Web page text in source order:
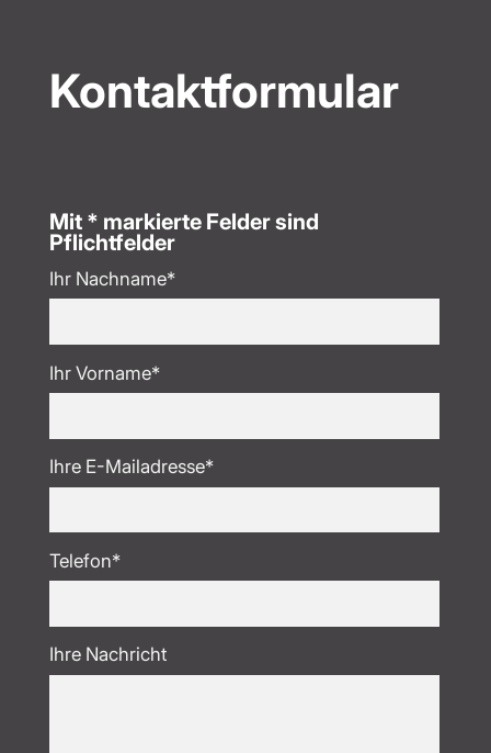
Kontaktformular
Mit * markierte Felder sind
Pflichtfelder
Ihr Nachname*
Ihr Vorname*
Ihre E-Mailadresse*
Telefon*
Ihre Nachricht